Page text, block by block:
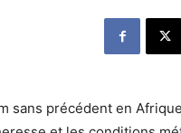
sans précédent en